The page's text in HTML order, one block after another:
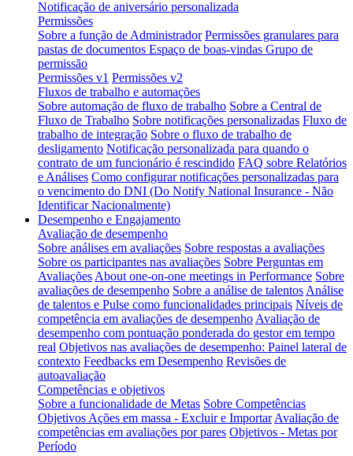
Notificação de aniversário personalizada
Permissões
Sobre a função de Administrador Permissões granulares para
pastas de documentos Espaço de boas-vindas Grupo de
permissão
Permissões v1 Permissões v2
Fluxos de trabalho e automações
Sobre automação de fluxo de trabalho Sobre a Central de
Fluxo de Trabalho Sobre notificações personalizadas Fluxo de
trabalho de integração Sobre o fluxo de trabalho de
desligamento Notificação personalizada para quando o
contrato de um funcionário é rescindido FAQ sobre Relatórios
e Análises Como configurar notificações personalizadas para
o vencimento do DNI (Do Notify National Insurance - Não
Identificar Nacionalmente)
Desempenho e Engajamento
Avaliação de desempenho
Sobre análises em avaliações Sobre respostas a avaliações
Sobre os participantes nas avaliações Sobre Perguntas em
Avaliações About one-on-one meetings in Performance Sobre
avaliações de desempenho Sobre a análise de talentos Análise
de talentos e Pulse como funcionalidades principais Níveis de
competência em avaliações de desempenho Avaliação de
desempenho com pontuação ponderada do gestor em tempo
real Objetivos nas avaliações de desempenho: Painel lateral de
contexto Feedbacks em Desempenho Revisões de
autoavaliação
Competências e objetivos
Sobre a funcionalidade de Metas Sobre Competências
Objetivos Ações em massa - Excluir e Importar Avaliação de
competências em avaliações por pares Objetivos - Metas por
Período